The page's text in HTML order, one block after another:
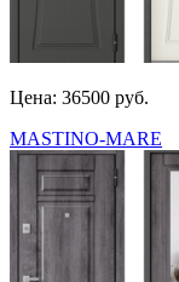
Цена: 36500 руб.
MASTINO-MARE